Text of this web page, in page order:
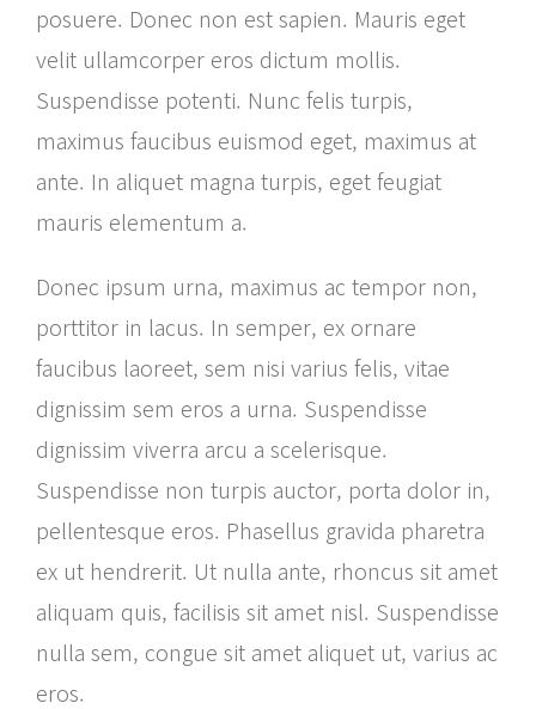
posuere. Donec non est sapien. Mauris eget
velit ullamcorper eros dictum mollis.
Suspendisse potenti. Nunc felis turpis,
maximus faucibus euismod eget, maximus at
ante. In aliquet magna turpis, eget feugiat
mauris elementum a.
Donec ipsum urna, maximus ac tempor non,
porttitor in lacus. In semper, ex ornare
faucibus laoreet, sem nisi varius felis, vitae
dignissim sem eros a urna. Suspendisse
dignissim viverra arcu a scelerisque.
Suspendisse non turpis auctor, porta dolor in,
pellentesque eros. Phasellus gravida pharetra
ex ut hendrerit. Ut nulla ante, rhoncus sit amet
aliquam quis, facilisis sit amet nisl. Suspendisse
nulla sem, congue sit amet aliquet ut, varius ac
eros.